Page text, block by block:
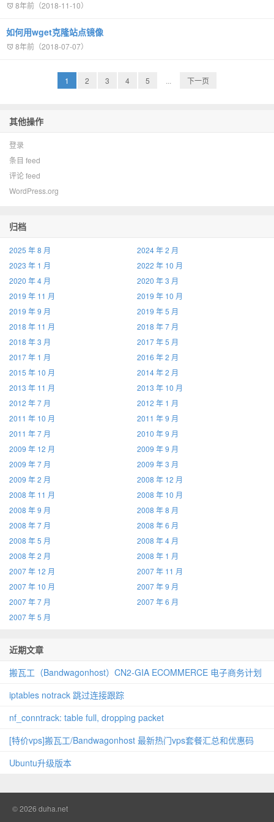
8年前（2018-11-10）
如何用wget克隆站点镜像
8年前（2018-07-07）
1 2 3 4 5 下一页
其他操作
登录
条目 feed
评论 feed
WordPress.org
归档
2025 年 8 月
2024 年 2 月
2023 年 1 月
2022 年 10 月
2020 年 4 月
2020 年 3 月
2019 年 11 月
2019 年 10 月
2019 年 9 月
2019 年 5 月
2018 年 11 月
2018 年 7 月
2018 年 3 月
2017 年 5 月
2017 年 1 月
2016 年 2 月
2015 年 10 月
2014 年 2 月
2013 年 11 月
2013 年 10 月
2012 年 7 月
2012 年 1 月
2011 年 10 月
2011 年 9 月
2011 年 7 月
2010 年 9 月
2009 年 12 月
2009 年 9 月
2009 年 7 月
2009 年 3 月
2009 年 2 月
2008 年 12 月
2008 年 11 月
2008 年 10 月
2008 年 9 月
2008 年 8 月
2008 年 7 月
2008 年 6 月
2008 年 5 月
2008 年 4 月
2008 年 2 月
2008 年 1 月
2007 年 12 月
2007 年 11 月
2007 年 10 月
2007 年 9 月
2007 年 7 月
2007 年 6 月
2007 年 5 月
近期文章
搬瓦工（Bandwagonhost）CN2‑GIA ECOMMERCE 电子商务计划
iptables notrack 跳过连接跟踪
nf_conntrack: table full, dropping packet
[特价vps]搬瓦工/Bandwagonhost 最新热门vps套餐汇总和优惠码
Ubuntu升级版本
© 2026 duha.net